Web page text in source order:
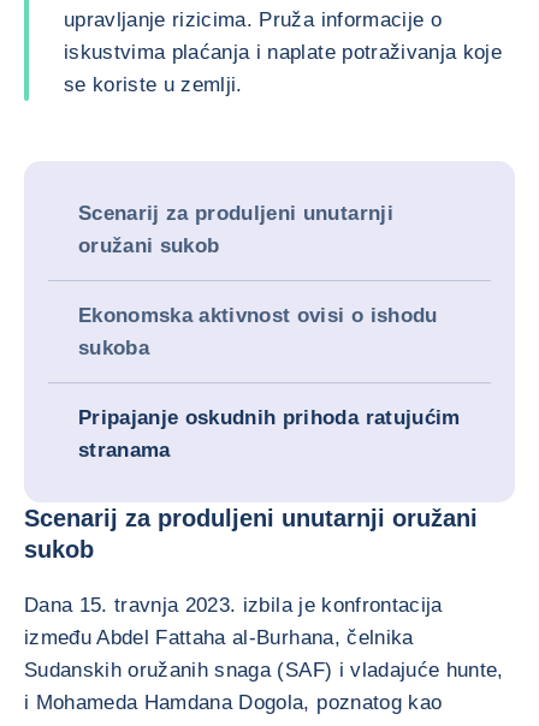
upravljanje rizicima. Pruža informacije o
iskustvima plaćanja i naplate potraživanja koje
se koriste u zemlji.
Scenarij za produljeni unutarnji
oružani sukob
Ekonomska aktivnost ovisi o ishodu
sukoba
Pripajanje oskudnih prihoda ratujućim
stranama
Scenarij za produljeni unutarnji oružani
sukob
Dana 15. travnja 2023. izbila je konfrontacija
između Abdel Fattaha al-Burhana, čelnika
Sudanskih oružanih snaga (SAF) i vladajuće hunte,
i Mohameda Hamdana Dogola, poznatog kao